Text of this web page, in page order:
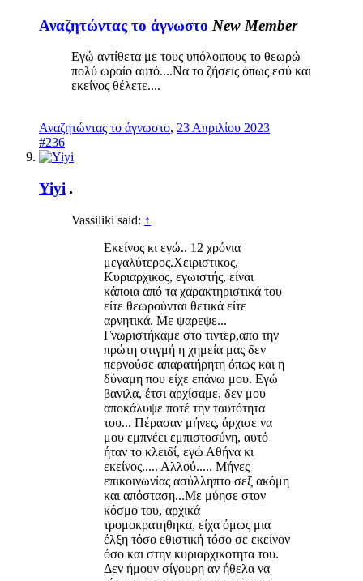
Αναζητώντας το άγνωστο New Member
Εγώ αντίθετα με τους υπόλοιπους το θεωρώ
πολύ ωραίο αυτό....Να το ζήσεις όπως εσύ και
εκείνος θέλετε....
Αναζητώντας το άγνωστο, 23 Απριλίου 2023
#236
Yiyi .
Vassiliki said: ↑
Εκείνος κι εγώ.. 12 χρόνια
μεγαλύτερος.Χειριστικος,
Κυριαρχικος, εγωιστής, είναι
κάποια από τα χαρακτηριστικά του
είτε θεωρούνται θετικά είτε
αρνητικά. Με ψαρεψε...
Γνωριστήκαμε στο τιντερ,απο την
πρώτη στιγμή η χημεία μας δεν
περνούσε απαρατήρητη όπως και η
δύναμη που είχε επάνω μου. Εγώ
βανιλα, έτσι αρχίσαμε, δεν μου
αποκάλυψε ποτέ την ταυτότητα
του... Πέρασαν μήνες, άρχισε να
μου εμπνέει εμπιστοσύνη, αυτό
ήταν το κλειδί, εγώ Αθήνα κι
εκείνος..... Αλλού..... Μήνες
επικοινωνίας ασύλληπτο σεξ ακόμη
και απόσταση...Με μύησε στον
κόσμο του, αρχικά
τρομοκρατηθηκα, είχα όμως μια
έλξη τόσο εθιστική τόσο σε εκείνον
όσο και στην κυριαρχικοτητα του.
Δεν ήμουν σίγουρη αν ήθελα να